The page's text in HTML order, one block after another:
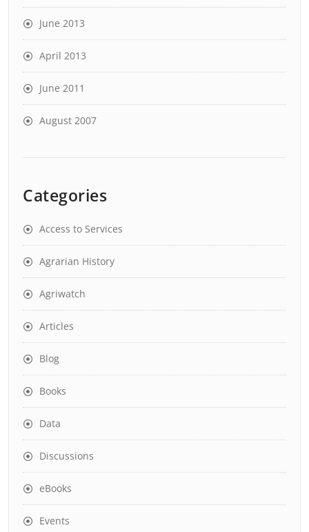
June 2013
April 2013
June 2011
August 2007
Categories
Access to Services
Agrarian History
Agriwatch
Articles
Blog
Books
Data
Discussions
eBooks
Events